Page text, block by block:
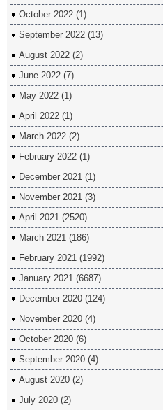
October 2022 (1)
September 2022 (13)
August 2022 (2)
June 2022 (7)
May 2022 (1)
April 2022 (1)
March 2022 (2)
February 2022 (1)
December 2021 (1)
November 2021 (3)
April 2021 (2520)
March 2021 (186)
February 2021 (1992)
January 2021 (6687)
December 2020 (124)
November 2020 (4)
October 2020 (6)
September 2020 (4)
August 2020 (2)
July 2020 (2)